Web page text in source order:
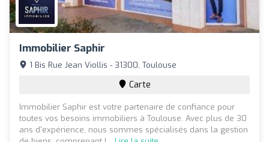
Immobilier Saphir
1 Bis Rue Jean Viollis - 31300, Toulouse
Carte
Immobilier Saphir est votre partenaire de confiance pour
toutes vos besoins immobiliers à Toulouse. Avec plus de 30
ans d'expérience, nous sommes spécialisés dans la gestion